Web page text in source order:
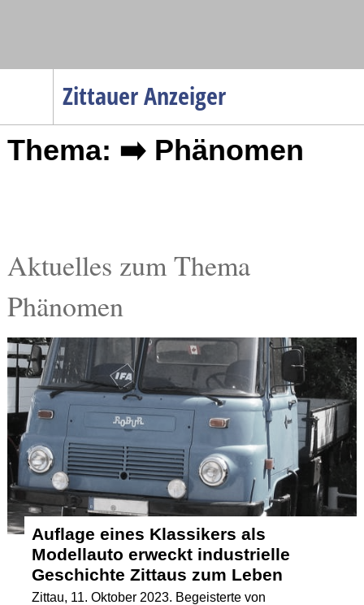
Zittauer Anzeiger
Menüpunkte
Startseite
Verkehr
Gesundheit
Sport
Termine
Kostenlos
Thema: ➡️ Phänomen
Aktuelles zum Thema
Phänomen
Auflage eines Klassikers als
Modellauto erweckt industrielle
Geschichte Zittaus zum Leben
Zittau, 11. Oktober 2023. Begeisterte von